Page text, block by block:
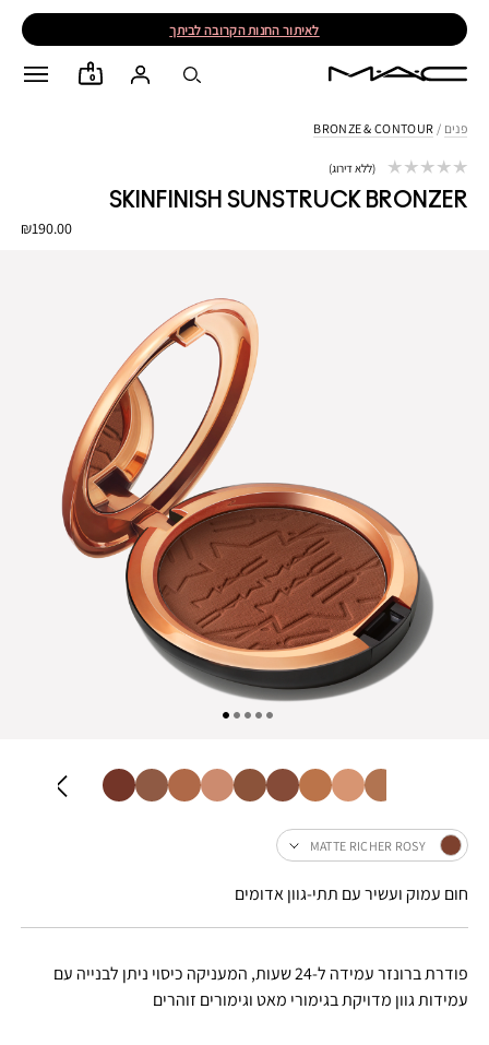
לאיתור החנות הקרובה לביתך
0
פנים /
BRONZE & CONTOUR
SKINFINISH SUNSTRUCK BRONZER
₪190.00
ללא דירוג
פודרת ברונזר עמידה ל-24 שעות, המעניקה כיסוי ניתן לבנייה עם
עמידות גוון מדויקת בגימורי מאט וגימורים זוהרים
MATTE RICHER ROSY
חום עמוק ועשיר עם תתי-גוון אדומים